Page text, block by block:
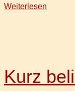
Weiterlesen
Kurz